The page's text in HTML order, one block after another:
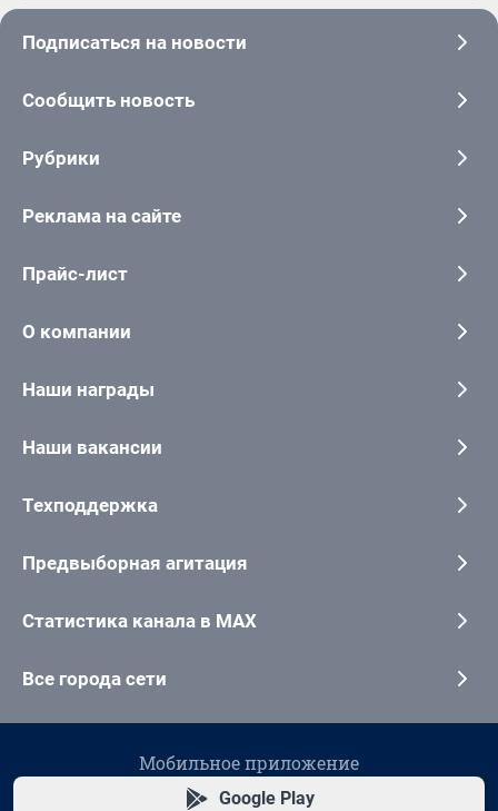
Подписаться на новости
Сообщить новость
Рубрики
Реклама на сайте
Прайс-лист
О компании
Наши награды
Наши вакансии
Техподдержка
Предвыборная агитация
Статистика канала в MAX
Все города сети
Мобильное приложение
Google Play